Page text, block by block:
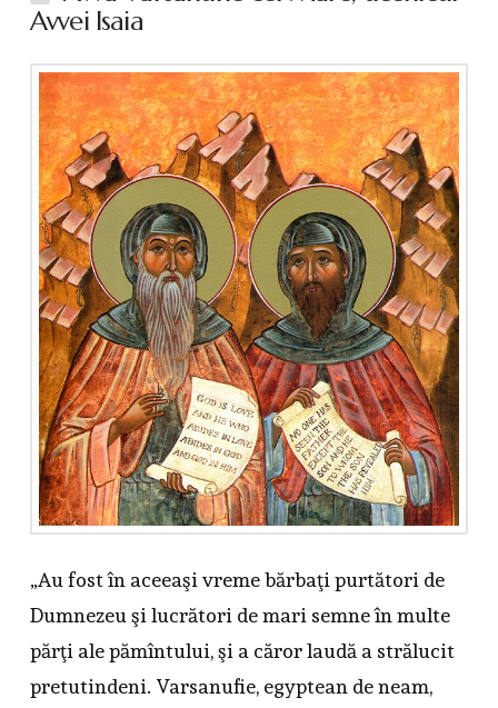
Avvei Isaia
„Au fost în aceeaşi vreme bărbaţi purtători de
Dumnezeu şi lucrători de mari semne în multe
părţi ale pămîntului, şi a căror laudă a strălucit
pretutindeni. Varsanufie, egyptean de neam,